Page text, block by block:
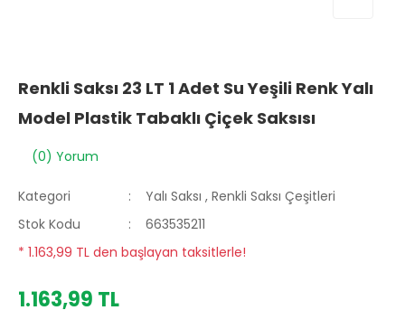
Renkli Saksı 23 LT 1 Adet Su Yeşili Renk Yalı
Model Plastik Tabaklı Çiçek Saksısı
(0) Yorum
Kategori Yalı Saksı,Renkli Saksı Çeşitleri
Stok Kodu
663535211
* 1.163,99 TL den başlayan taksitlerle!
1.163,99 TL